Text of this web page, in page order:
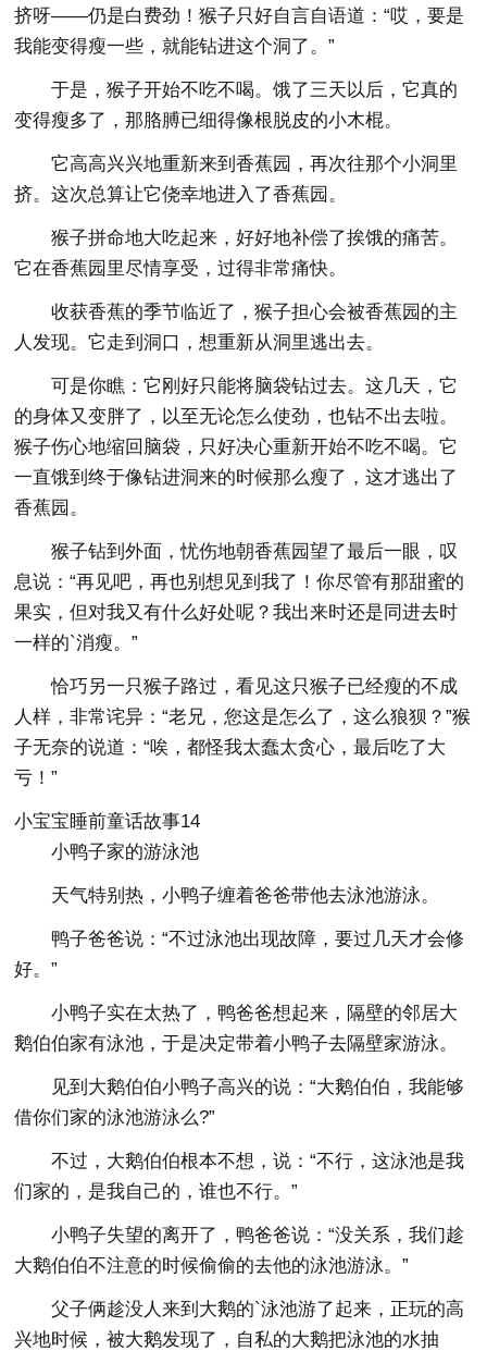
挤呀——仍是白费劲！猴子只好自言自语道：“哎，要是
我能变得瘦一些，就能钻进这个洞了。”
于是，猴子开始不吃不喝。饿了三天以后，它真的
变得瘦多了，那胳膊已细得像根脱皮的小木棍。
它高高兴兴地重新来到香蕉园，再次往那个小洞里
挤。这次总算让它侥幸地进入了香蕉园。
猴子拼命地大吃起来，好好地补偿了挨饿的痛苦。
它在香蕉园里尽情享受，过得非常痛快。
收获香蕉的季节临近了，猴子担心会被香蕉园的主
人发现。它走到洞口，想重新从洞里逃出去。
可是你瞧：它刚好只能将脑袋钻过去。这几天，它
的身体又变胖了，以至无论怎么使劲，也钻不出去啦。
猴子伤心地缩回脑袋，只好决心重新开始不吃不喝。它
一直饿到终于像钻进洞来的时候那么瘦了，这才逃出了
香蕉园。
猴子钻到外面，忧伤地朝香蕉园望了最后一眼，叹
息说：“再见吧，再也别想见到我了！你尽管有那甜蜜的
果实，但对我又有什么好处呢？我出来时还是同进去时
一样的`消瘦。”
恰巧另一只猴子路过，看见这只猴子已经瘦的不成
人样，非常诧异：“老兄，您这是怎么了，这么狼狈？”猴
子无奈的说道：“唉，都怪我太蠢太贪心，最后吃了大
亏！”
小宝宝睡前童话故事14
小鸭子家的游泳池
天气特别热，小鸭子缠着爸爸带他去泳池游泳。
鸭子爸爸说：“不过泳池出现故障，要过几天才会修
好。”
小鸭子实在太热了，鸭爸爸想起来，隔壁的邻居大
鹅伯伯家有泳池，于是决定带着小鸭子去隔壁家游泳。
见到大鹅伯伯小鸭子高兴的说：“大鹅伯伯，我能够
借你们家的泳池游泳么?”
不过，大鹅伯伯根本不想，说：“不行，这泳池是我
们家的，是我自己的，谁也不行。”
小鸭子失望的离开了，鸭爸爸说：“没关系，我们趁
大鹅伯伯不注意的时候偷偷的去他的泳池游泳。”
父子俩趁没人来到大鹅的`泳池游了起来，正玩的高
兴地时候，被大鹅发现了，自私的大鹅把泳池的水抽